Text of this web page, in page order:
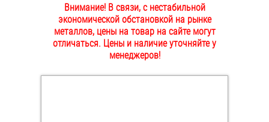
Дюбели
Дюймовый крепёж
Внимание! В связи, с нестабильной
экономической обстановкой на рынке
металлов, цены на товар на сайте могут
отличаться. Цены и наличие уточняйте у
менеджеров!